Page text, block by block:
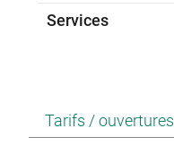
Services
Tarifs / ouvertures